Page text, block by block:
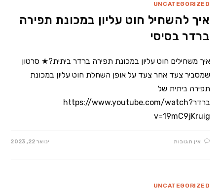
UNCATEGORIZED
איך להשחיל חוט עליון במכונת תפירה
ברדר בסיסי
איך משחילים חוט עליון במכונת תפירה ברדר ביתית?★ סרטון
שמסביר צעד אחר צעד על אופן השחלת חוט עליון במכונת
תפירה ביתית של
ברדרhttps://www.youtube.com/watch?
v=19mC9jKruig
אין תגובות ינואר 22, 2023
UNCATEGORIZED